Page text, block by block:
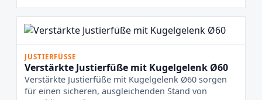
JUSTIERFÜSSE
Verstärkte Justierfüße mit Kugelgelenk Ø60
Verstärkte Justierfüße mit Kugelgelenk Ø60 sorgen
für einen sicheren, ausgleichenden Stand von